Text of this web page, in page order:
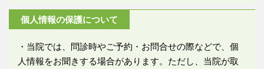
個人情報の保護について
・当院では、問診時やご予約・お問合せの際などで、個
人情報をお聞きする場合があります。ただし、当院が取